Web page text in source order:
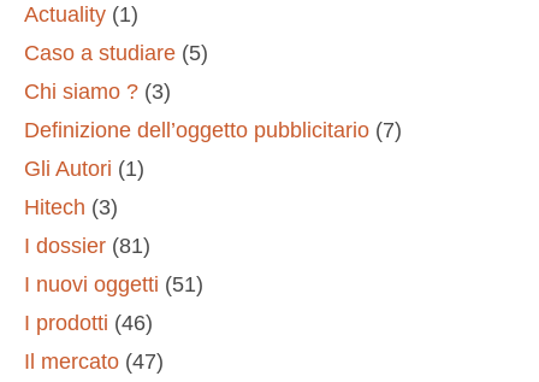
Actuality (1)
Caso a studiare (5)
Chi siamo ? (3)
Definizione dell’oggetto pubblicitario (7)
Gli Autori (1)
Hitech (3)
I dossier (81)
I nuovi oggetti (51)
I prodotti (46)
Il mercato (47)